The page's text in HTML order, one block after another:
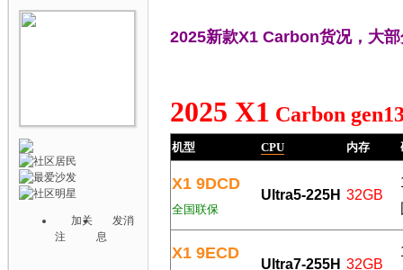
加关
注
发消
息
2025新款X1 Carbon货况，大
2025 X1 Carbon
机型 CPU 内存
X1 9DCD
全国联保
Ultra5-225H 32GB
X1 9ECD
Ultra7-255H 32GB